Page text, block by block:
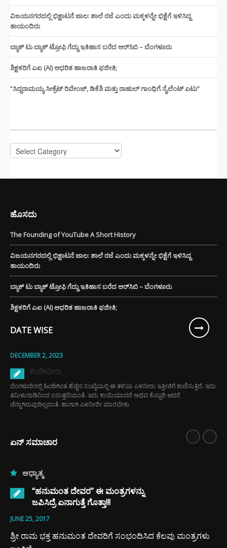
ವಿಜಯನಗರದಲ್ಲಿ ಭಿಕ್ಷಾಟನೆ ಜಾಲ: ಶಾಲೆ ರಜೆ ಎಂದು ಮಕ್ಕಳನ್ನೇ ಭಿಕ್ಷೆಗೆ ಇಳಿಸಿದ್ದ
ತಾಯಂದಿರು
ಬ್ಯಾಕ್ ಟು ಬ್ಯಾಕ್ ಟ್ರೋಫಿ ಗೆದ್ದು ಇತಿಹಾಸ ಬರೆದ ಆರ್‌ಸಿಬಿ – ಬೆಂಗಳೂರು
ಶಿಕ್ಷಕರಿಗೆ ಎಐ (AI) ಆಧರಿತ ಹಾಜರಾತಿ ಫಜೀತಿ;
“ಸಿದ್ದರಾಮಯ್ಯ ಸೀಕ್ರೆಟ್ ರಿವೇಂಜ್‌, ಡಿಕೆಶಿ ಮತ್ತು ರಾಹುಲ್‌ ಗಾಂಧಿಗೆ ಸೈಲೆಂಟ್ ಏಟು”
Categories
ಹೊಸದು
The Founding of YouTube A Short History
ವಿಜಯನಗರದಲ್ಲಿ ಭಿಕ್ಷಾಟನೆ ಜಾಲ: ಶಾಲೆ ರಜೆ ಎಂದು ಮಕ್ಕಳನ್ನೇ ಭಿಕ್ಷೆಗೆ ಇಳಿಸಿದ್ದ
ತಾಯಂದಿರು
ಬ್ಯಾಕ್ ಟು ಬ್ಯಾಕ್ ಟ್ರೋಫಿ ಗೆದ್ದು ಇತಿಹಾಸ ಬರೆದ ಆರ್‌ಸಿಬಿ – ಬೆಂಗಳೂರು
ಶಿಕ್ಷಕರಿಗೆ ಎಐ (AI) ಆಧರಿತ ಹಾಜರಾತಿ ಫಜೀತಿ;
DATE WISE
DECEMBER 2, 2023
ಕೆಂದೆಳನೀರು
ಬೆಂಗಳೂರಿನಲ್ಲಿ ಹಿಂದಿಗಿಂತ ಹೆಚ್ಚಿನ ಸಂಖ್ಯೆಯಲ್ಲಿ ಈ ತಳಿಯ ಎಳನೀರು ಇತ್ತೀಚಿಗೆ ಕಾಣಿಸುತ್ತಿದೆ. ಇದು
ತಮಿಳುನಾಡಿನಿಂದ ಬರುತ್ತದೆಯಂತೆ. ಇದು ಕಾಯಿಯಾದರೆ ಅಥವ ಕೊಬ್ಬರಿ ಆದರೆ
ಚೆನ್ನಾಗಿರುವುದಿಲ್ಲವಂತೆ. ಹಾಗಾಗಿ ಎಳನೀರೇ ಮಾರಬೇಕು
ಏನ್ ಸಮಾಚಾರ
ಆಧ್ಯಾತ್ಮ
“ಹನುಮಂತ ದೇವರ” ಈ ಮಂತ್ರಗಳನ್ನು
ಜಪಿಸಿದ್ರೆ ಏನಾಗುತ್ತೆ ಗೊತ್ತಾ!!!
JUNE 25, 2017
ಶ್ರೀ ರಾಮ ಭಕ್ತ ಹನುಮಂತ ದೇವರಿಗೆ ಸಂಭಂದಿಸಿದ ಕೆಲವು ಮಂತ್ರಗಳು